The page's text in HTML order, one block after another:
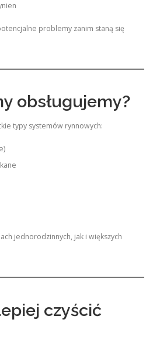
problemy zanim staną się
obsługujemy?
typy systemów rynnowych:
jednorodzinnych, jak i większych
czyścić